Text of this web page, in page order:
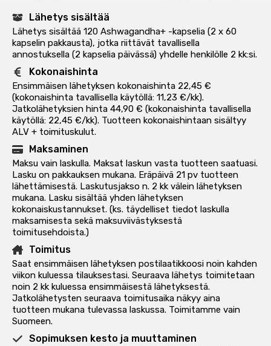
Lähetys sisältää
Lähetys sisältää 120 Ashwagandha+ -kapselia (2 x 60
kapselin pakkausta), jotka riittävät tavallisella
annostuksella (2 kapselia päivässä) yhdelle henkilölle 2 kk:si.
Kokonaishinta
Ensimmäisen lähetyksen kokonaishinta 22,45 €
(kokonaishinta tavallisella käytöllä: 11,23 €/kk).
Jatkolähetyksien hinta 44,90 € (kokonaishinta tavallisella
käytöllä: 22,45 €/kk). Tuotteen kokonaishintaan sisältyy
ALV + toimituskulut.
Maksaminen
Maksu vain laskulla. Maksat laskun vasta tuotteen saatuasi.
Lasku on pakkauksen mukana. Eräpäivä 21 pv tuotteen
lähettämisestä. Laskutusjakso n. 2 kk välein lähetyksen
mukana. Lasku sisältää yhden lähetyksen
kokonaiskustannukset. (ks. täydelliset tiedot laskulla
maksamisesta sekä maksuviivästyksestä
toimitusehdoista.)
Toimitus
Saat ensimmäisen lähetyksen postilaatikkoosi noin kahden
viikon kuluessa tilauksestasi. Seuraava lähetys toimitetaan
noin 2 kk kuluessa ensimmäisestä lähetyksestä.
Jatkolähetysten seuraava toimitusaika näkyy aina
tuotteen mukana tulevassa laskussa. Toimitamme vain
Suomeen.
Sopimuksen kesto ja muuttaminen